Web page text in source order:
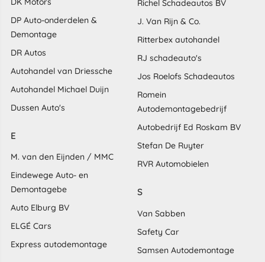
DP Auto-onderdelen &
Demontage
DR Autos
Autohandel van Driessche
Autohandel Michael Duijn
Dussen Auto's
E
M. van den Eijnden / MMC
Eindewege Auto- en
Demontagebe
Auto Elburg BV
ELGÉ Cars
Express autodemontage
Richel Schadeautos BV
J. Van Rijn & Co.
Ritterbex autohandel
RJ schadeauto's
Jos Roelofs Schadeautos
Romein
Autodemontagebedrijf
Autobedrijf Ed Roskam BV
Stefan De Ruyter
RVR Automobielen
S
Van Sabben
Safety Car
Samsen Autodemontage